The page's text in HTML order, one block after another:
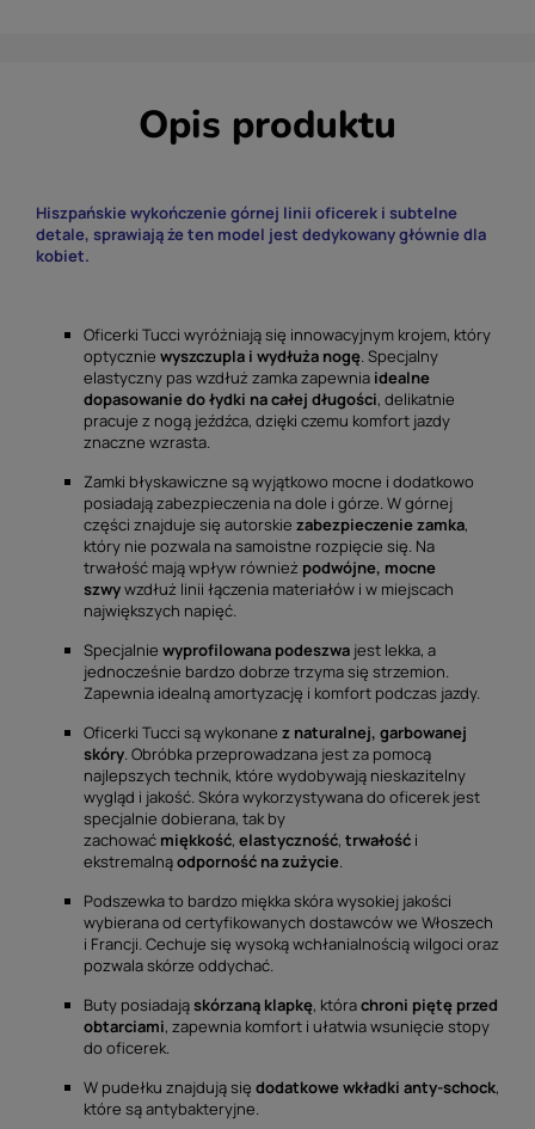
Opis produktu
Hiszpańskie wykończenie górnej linii oficerek i subtelne
detale, sprawiają że ten model jest dedykowany głównie dla
kobiet.
Oficerki Tucci wyróżniają się innowacyjnym krojem, który
optycznie wyszczupla i wydłuża nogę. Specjalny
elastyczny pas wzdłuż zamka zapewnia idealne
dopasowanie do łydki na całej długości, delikatnie
pracuje z nogą jeźdźca, dzięki czemu komfort jazdy
znaczne wzrasta.
Zamki błyskawiczne są wyjątkowo mocne i dodatkowo
posiadają zabezpieczenia na dole i górze. W górnej
części znajduje się autorskie zabezpieczenie zamka,
który nie pozwala na samoistne rozpięcie się. Na
trwałość mają wpływ również podwójne, mocne
szwywzdłuż linii łączenia materiałów i w miejscach
największych napięć.
Specjalnie wyprofilowana podeszwa jest lekka, a
jednocześnie bardzo dobrze trzyma się strzemion.
Zapewnia idealną amortyzację i komfort podczas jazdy.
Oficerki Tucci są wykonane z naturalnej, garbowanej
skóry. Obróbka przeprowadzana jest za pomocą
najlepszych technik, które wydobywają nieskazitelny
wygląd i jakość. Skóra wykorzystywana do oficerek jest
specjalnie dobierana, tak by
zachować miękkość, elastyczność, trwałość i
ekstremalnąodporność na zużycie.
Podszewka to bardzo miękka skóra wysokiej jakości
wybierana od certyfikowanych dostawców we Włoszech
i Francji. Cechuje się wysoką wchłanialnością wilgoci oraz
pozwala skórze oddychać.
Buty posiadająskórzaną klapkę, którachroni piętę przed
obtarciami, zapewnia komfort i ułatwia wsunięcie stopy
do oficerek.
W pudełku znajdują się dodatkowe wkładki anty-schock,
które są antybakteryjne.